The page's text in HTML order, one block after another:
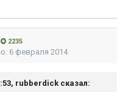
2235
6 февраля 2014
rubberdick сказал: